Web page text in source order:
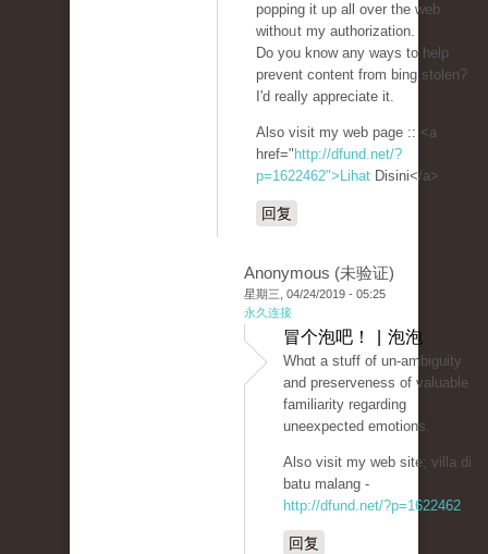
poppіng it up all over the web
withoᥙt my authorization.
Do you know any ways to help
prevent content from bing stolen?
I'd really appreciate it.
Also visit my web page :: <a
href=" http://dfund.net/?
p=1622462">Lihat Disini</a>
回复
Anonymous (未验证)
星期三, 04/24/2019 - 05:25
永久连接
冒个泡吧！ | 泡泡
Whɑt a stuff of un-ambiguity
and preserveness of valuable
fаmiliarity regarding
uneеxpected emοtions.
Also visit my web site; villa di
batu malang -
http://dfund.net/?p=1622462
回复